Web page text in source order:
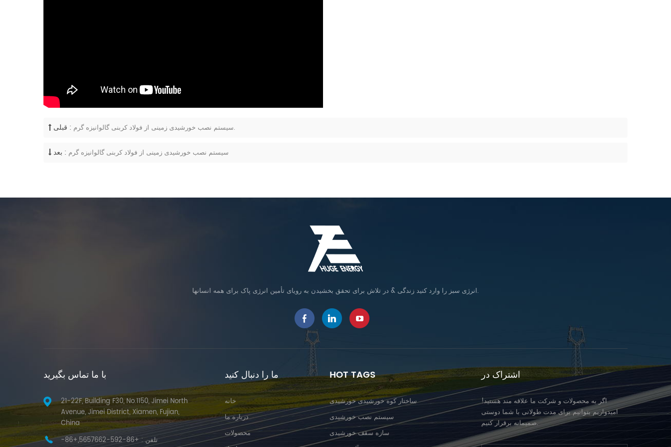
قبلی : سیستم نصب خورشیدی زمینی از فولاد کربنی گالوانیزه گرم.
بعد : سیستم نصب خورشیدی زمینی از فولاد کربنی گالوانیزه گرم
انرژی سبز را وارد کنید زندگی & در تلاش برای تحقق بخشیدن به رویای تأمین انرژی پاک برای همه انسانها.
با ما تماس بگیرید
21-22F, Building F30, No.1150, Jimei North
Avenue, Jimei District, Xiamen, Fujian,
China
تلفن :
+86-592-5657662,+86-
ما را دنبال کنید
خانه
درباره ما
محصولات
HOT TAGS
ساختار کوه خورشیدی خورشیدی
سیستم نصب خورشیدی
سازه سقف خورشیدی
اشتراک در
اگر به محصولات و شرکت ما علاقه مند هستید!
امیدواریم بتوانیم برای مدت طولانی با شما دوستی
صمیمانه برقرار کنیم.